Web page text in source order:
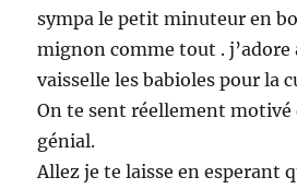
sympa le petit minuteur en
mignon comme tout . j’adore
vaisselle les babioles pour la
On te sent réellement motivé
génial.
Allez je te laisse en esperant